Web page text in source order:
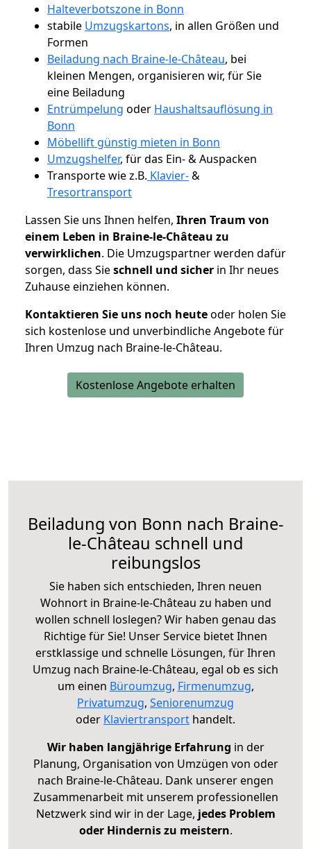
Halteverbotszone in Bonn
stabile Umzugskartons, in allen Größen und
Formen
Beiladung nach Braine-le-Château, bei
kleinen Mengen, organisieren wir, für Sie
eine Beiladung
Entrümpelung oder Haushaltsauflösung in
Bonn
Möbellift günstig mieten in Bonn
Umzugshelfer, für das Ein- & Auspacken
Transporte wie z.B. Klavier-&
Tresortransport
Lassen Sie uns Ihnen helfen, Ihren Traum von
einem Leben in Braine-le-Château zu
verwirklichen. Die Umzugspartner werden dafür
sorgen, dass Sieschnell und sicher in Ihr neues
Zuhause einziehen können.
Kontaktieren Sie uns noch heuteoder holen Sie
sich kostenlose und unverbindliche Angebote für
Ihren Umzug nach Braine-le-Château.
Kostenlose Angebote erhalten
Beiladung von Bonn nach Braine-
le-Château schnell und
reibungslos
Sie haben sich entschieden, Ihren neuen
Wohnort in Braine-le-Château zu haben und
wollen schnell loslegen? Wir haben genau das
Richtige für Sie! Unser Service bietet Ihnen
erstklassige und schnelle Lösungen, für Ihren
Umzug nach Braine-le-Château, egal ob es sich
um einen Büroumzug, Firmenumzug,
Privatumzug, Seniorenumzug
oder Klaviertransport handelt.
Wir haben langjährige Erfahrung in der
Planung, Organisation von Umzügen von oder
nach Braine-le-Château. Dank unserer engen
Zusammenarbeit mit unserem professionellen
Netzwerk sind wir in der Lage, jedes Problem
oder Hindernis zu meistern.